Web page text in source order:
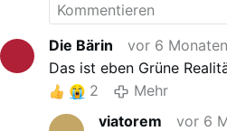
Die Bärin
vor 6 Monaten
Das ist eben Grüne
2
Mehr
viatorem
vor 6